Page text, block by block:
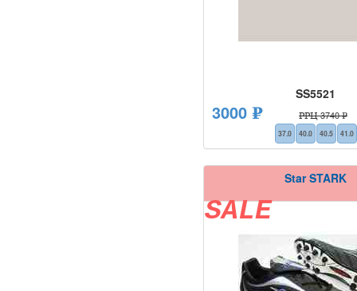
SS5521
3000 ₽ РРЦ 3740 ₽
37.0 40.0 40.5 41.0
Star STARK
SALE